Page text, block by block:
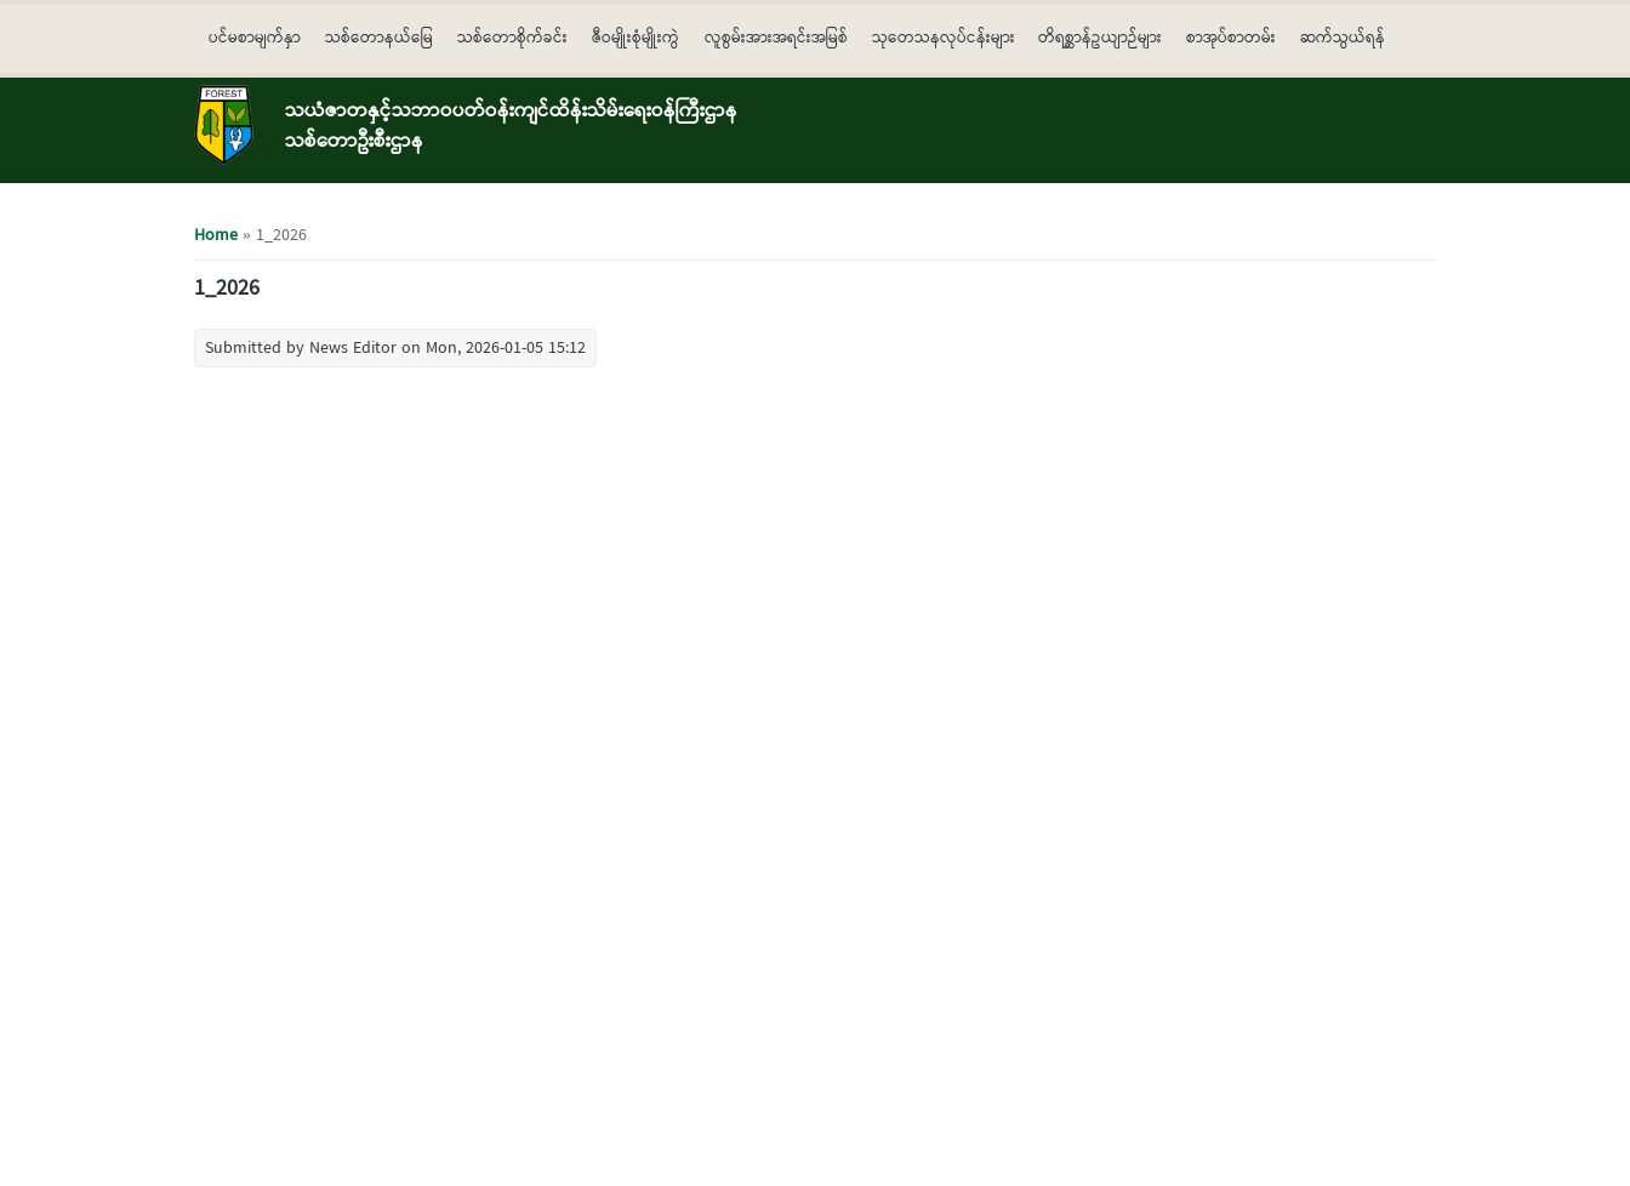
ပင်မစာမျက်နှာ သစ်တောနယ်မြေ သစ်တောစိုက်ခင်း ဇီဝမျိုးစုံမျိုးကွဲ လူစွမ်းအားအရင်းအမြစ် သုတေသနလုပ်ငန်းများ တိရစ္ဆာန်ဥယျာဉ်များ စာအုပ်စာတမ်း ဆက်သွယ်ရန်
သယံဇာတနှင့်သဘာဝပတ်ဝန်းကျင်ထိန်းသိမ်းရေးဝန်ကြီးဌာန
သစ်တောဦးစီးဌာန
You are here
Home» 1_2026
1_2026
Submitted by News Editoron Mon, 2026-01-05 15:12